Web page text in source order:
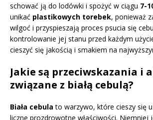
schować ją do lodówki i spożyć w ciągu 7-
unikać plastikowych torebek, ponieważ
wilgoć i przyspieszają proces psucia się
kontrolowanie jej stanu przed każdym
cieszyć się jakością i smakiem na
Jakie są przeciwskazania i
związane z białą cebulą?
Biała cebula to warzywo, które cieszy się
liczne prozdrowotne właściwości. Niemniej